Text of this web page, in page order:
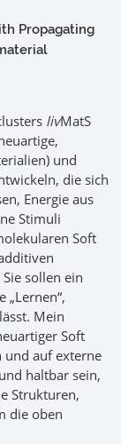
Propagating
livMatS
und
die sich
Energie aus
Stimuli
Soft
sollen ein
„Lernen“,
Mein
Soft
und auf externe
haltbar sein,
Strukturen,
die oben